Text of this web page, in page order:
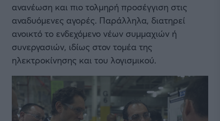
ανανέωση και πιο τολμηρή προσέγγιση στις
αναδυόμενες αγορές. Παράλληλα, διατηρεί
ανοικτό το ενδεχόμενο νέων συμμαχιών ή
συνεργασιών, ιδίως στον τομέα της
ηλεκτροκίνησης και του λογισμικού.